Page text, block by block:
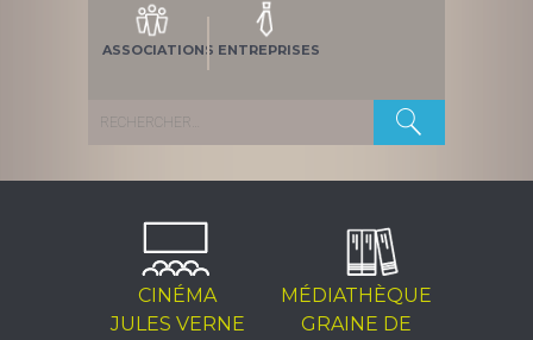
ASSOCIATIONS ENTREPRISES
Rechercher :
CINÉMA
JULES VERNE
MÉDIATHÈQUE
GRAINE DE